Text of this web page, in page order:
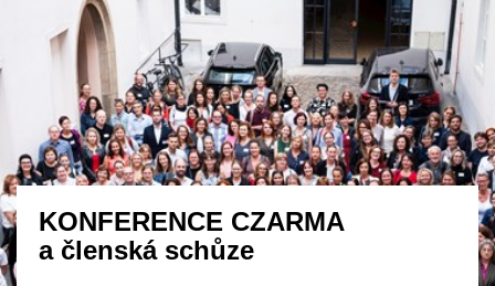
KONFERENCE CZARMA
a členská schůze